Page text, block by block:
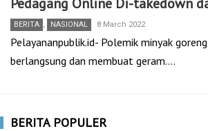
BERITA , NASIONAL 8 March 2022
Pelayananpublik.id- Polemik minyak
berlangsung dan membuat geram.…
BERITA POPULER